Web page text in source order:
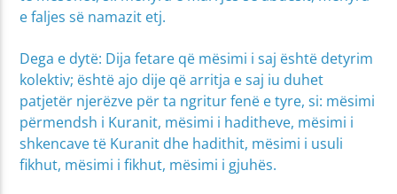
e faljes së namazit etj.
Dega e dytë: Dija fetare që mësimi i saj është detyrim
kolektiv; është ajo dije që arritja e saj iu duhet
patjetër njerëzve për ta ngritur fenë e tyre, si: mësimi
përmendsh i Kuranit, mësimi i haditheve, mësimi i
shkencave të Kuranit dhe hadithit, mësimi i usuli
fikhut, mësimi i fikhut, mësimi i gjuhës.